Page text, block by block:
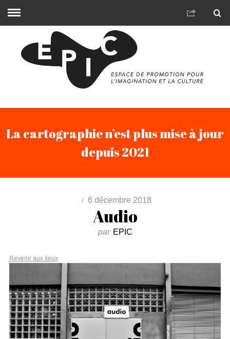
La cartographie n’est plus mise à jour
depuis 2021
6 décembre 2018
Audio
par EPIC
Revenir aux lieux